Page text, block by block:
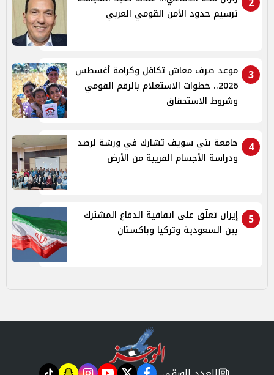
ترسيم حدود الأمن القومي العربي
3
موعد صرف معاش تكافل وكرامة أغسطس
2026.. خطوات الاستعلام بالرقم القومي
وشروط الاستحقاق
4
جامعة بني سويف تشارك في ورشة لرصد
ودراسة الأجسام القريبة من الأرض
5
إيران تعلّق على اتفاقية الدفاع المشترك
بين السعودية وتركيا وباكستان